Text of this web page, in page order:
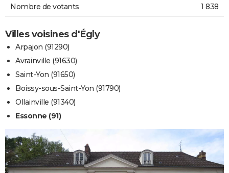
Nombre de votants 1 838
Villes voisines d'Égly
Arpajon (91290)
Avrainville (91630)
Saint-Yon (91650)
Boissy-sous-Saint-Yon (91790)
Ollainville (91340)
Essonne (91)